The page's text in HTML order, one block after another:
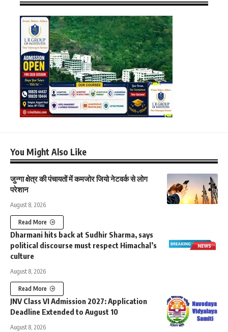
You Might Also Like
जुन्गा क्षेत्र की पंचायतों में कमजोर जियो नेटवर्क से लोग
परेशान
August 8, 2026
Read More
Dharmani hits back at Sudhir Sharma, says
political discourse must respect Himachal’s
culture
August 8, 2026
Read More
JNV Class VI Admission 2027: Application
Deadline Extended to August 10
August 8, 2026